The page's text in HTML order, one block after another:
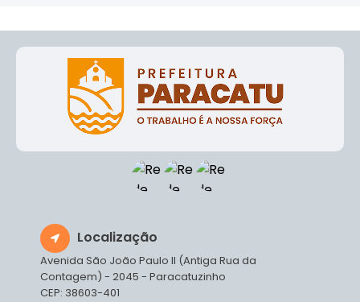
Localização
Avenida São João Paulo II (Antiga Rua da
Contagem) - 2045 - Paracatuzinho
CEP: 38603-401